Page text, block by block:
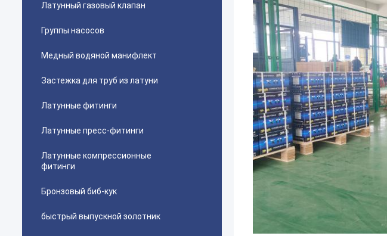
Латунный газовый клапан
Группы насосов
Медный водяной манифлект
Застежка для труб из латуни
Латунные фитинги
Латунные пресс-фитинги
Латунные компрессионные
фитинги
Бронзовый биб-кук
быстрый выпускной золотник